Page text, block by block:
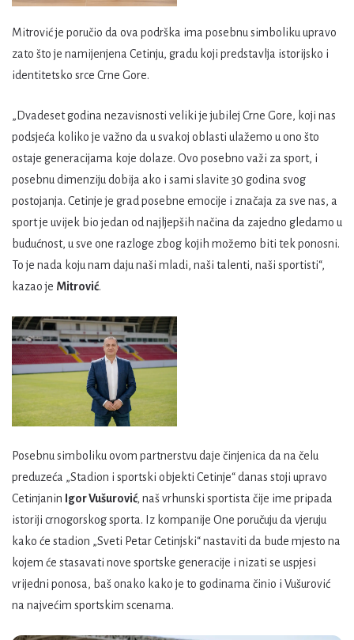
Mitrović je poručio da ova podrška ima posebnu simboliku upravo
zato što je namijenjena Cetinju, gradu koji predstavlja istorijsko i
identitetsko srce Crne Gore.
„Dvadeset godina nezavisnosti veliki je jubilej Crne Gore, koji nas
podsjeća koliko je važno da u svakoj oblasti ulažemo u ono što
ostaje generacijama koje dolaze. Ovo posebno važi za sport, i
posebnu dimenziju dobija ako i sami slavite 30 godina svog
postojanja. Cetinje je grad posebne emocije i značaja za sve nas, a
sport je uvijek bio jedan od najljepših načina da zajedno gledamo u
budućnost, u sve one razloge zbog kojih možemo biti tek ponosni.
To je nada koju nam daju naši mladi, naši talenti, naši sportisti“,
kazao je Mitrović.
Posebnu simboliku ovom partnerstvu daje činjenica da na čelu
preduzeća „Stadion i sportski objekti Cetinje“ danas stoji upravo
Cetinjanin Igor Vušurović, naš vrhunski sportista čije ime pripada
istoriji crnogorskog sporta. Iz kompanije One poručuju da vjeruju
kako će stadion „Sveti Petar Cetinjski“ nastaviti da bude mjesto na
kojem će stasavati nove sportske generacije i nizati se uspjesi
vrijedni ponosa, baš onako kako je to godinama činio i Vušurović
na najvećim sportskim scenama.